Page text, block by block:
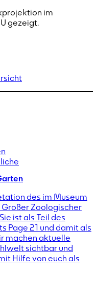
im
gezeigt.
des im Museum
Zoologischer
ist als Teil des
Page 21 und damit als
machen aktuelle
sichtbar und
Hilfe von euch als